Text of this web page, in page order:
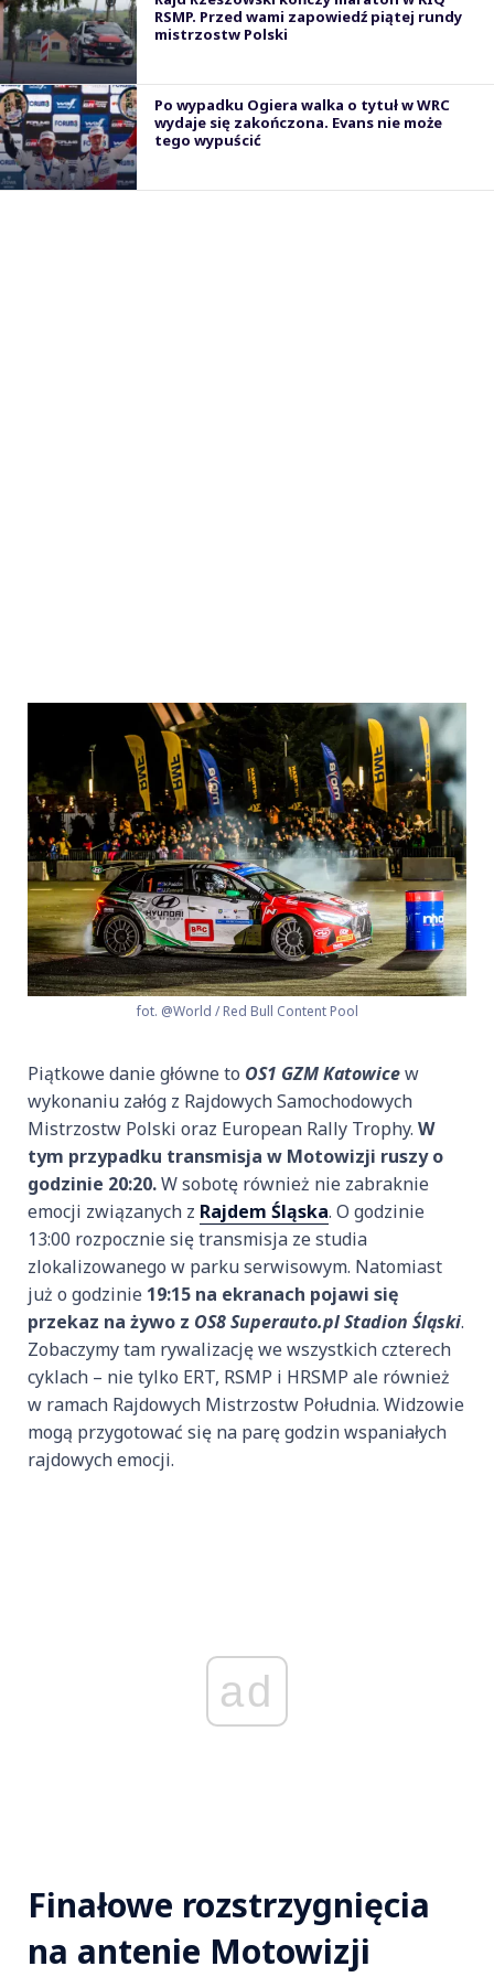
RSMP. Przed wami zapowiedź piątej rundy
mistrzostw Polski
Po wypadku Ogiera walka o tytuł w WRC
wydaje się zakończona. Evans nie może
tego wypuścić
fot. @World / Red Bull Content Pool
Piątkowe danie główne to OS1 GZM Katowicew
wykonaniu załóg z Rajdowych Samochodowych
Mistrzostw Polski oraz European Rally Trophy. W
tym przypadku transmisja w Motowizji ruszy o
godzinie 20:20.W sobotę również nie zabraknie
emocji związanych z Rajdem Śląska. O godzinie
13:00 rozpocznie się transmisja ze studia
zlokalizowanego w parku serwisowym. Natomiast
już o godzinie 19:15 na ekranach pojawi się
przekaz na żywo z OS8 Superauto.pl Stadion Śląski.
Zobaczymy tam rywalizację we wszystkich czterech
cyklach – nie tylko ERT, RSMP i HRSMP ale również
w ramach Rajdowych Mistrzostw Południa. Widzowie
mogą przygotować się na parę godzin wspaniałych
rajdowych emocji.
ad
Finałowe rozstrzygnięcia
na antenie Motowizji